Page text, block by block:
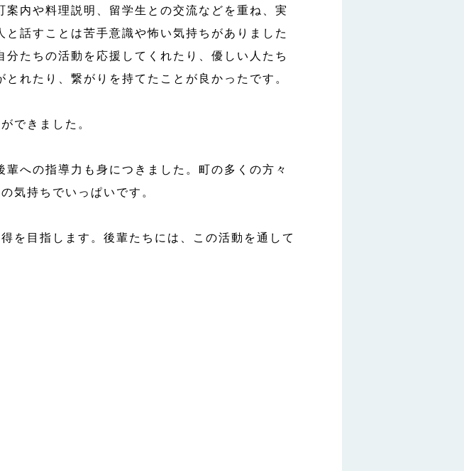
内や料理説明、留学生との交流などを重ね、実
話すことは苦手意識や怖い気持ちがありました
たちの活動を応援してくれたり、優しい人たち
れたり、繋がりを持てたことが良かったです。
できました。
への指導力も身につきました。町の多くの方々
気持ちでいっぱいです。
を目指します。後輩たちには、この活動を通して